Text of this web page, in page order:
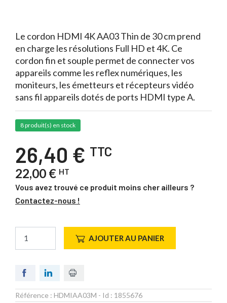
Le cordon HDMI 4K AA03 Thin de 30 cm prend
en charge les résolutions Full HD et 4K. Ce
cordon fin et souple permet de connecter vos
appareils comme les reflex numériques, les
moniteurs, les émetteurs et récepteurs vidéo
sans fil appareils dotés de ports HDMI type A.
8 produit(s) en stock
26,40 € TTC
22,00 € HT
Vous avez trouvé ce produit moins cher ailleurs ?
Contactez-nous !
AJOUTER AU PANIER
Référence : HDMIAA03M - Id : 1855676